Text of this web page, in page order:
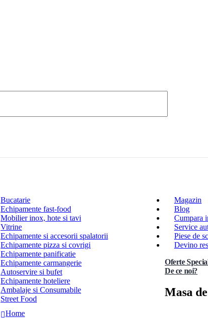
Bucatarie
Echipamente fast-food
Mobilier inox, hote si tavi
Vitrine
Echipamente si accesorii spalatorii
Echipamente pizza si covrigi
Echipamente panificatie
Echipamente carmangerie
Autoservire si bufet
Echipamente hoteliere
Ambalaje si Consumabile
Street Food
Magazin
Blog
Cumpara
Service
Piese de
Devino
Oferte
De ce noi?
Masa
Home